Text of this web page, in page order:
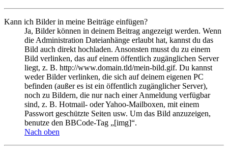
Kann ich Bilder in meine Beiträge einfügen?
Ja, Bilder können in deinem Beitrag angezeigt werden. Wenn
die Administration Dateianhänge erlaubt hat, kannst du das
Bild auch direkt hochladen. Ansonsten musst du zu einem
Bild verlinken, das auf einem öffentlich zugänglichen Server
liegt, z. B. http://www.domain.tld/mein-bild.gif. Du kannst
weder Bilder verlinken, die sich auf deinem eigenen PC
befinden (außer es ist ein öffentlich zugänglicher Server),
noch zu Bildern, die nur nach einer Anmeldung verfügbar
sind, z. B. Hotmail- oder Yahoo-Mailboxen, mit einem
Passwort geschützte Seiten usw. Um das Bild anzuzeigen,
benutze den BBCode-Tag „[img]“.
Nach oben